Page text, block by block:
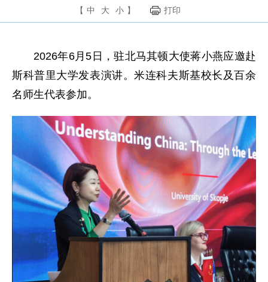
【 中 大 小 】 打印
2026年6月5日，驻北马其顿大使蒋小燕应邀赴
斯科普里大学发表演讲。米连科夫斯基校长及百余
名师生代表参加。